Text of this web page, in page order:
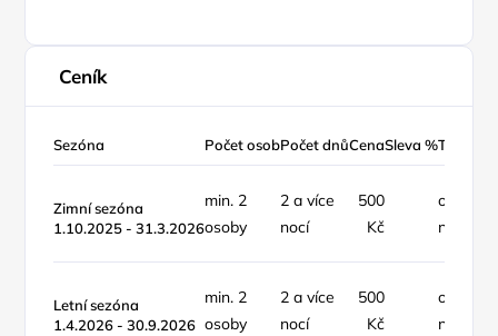
Ceník
Sezóna Počet osobPočet dnůCenaSleva %Typ ceny
Zimní sezóna
1.10.2025 - 31.3.2026
min. 2
osoby
2 a více
nocí
500
Kč
osoba /
noc
Letní sezóna
1.4.2026 - 30.9.2026
min. 2
osoby
2 a více
nocí
500
Kč
osoba /
noc